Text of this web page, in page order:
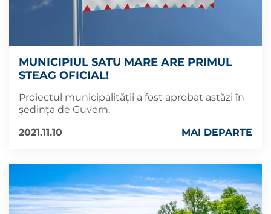
MUNICIPIUL SATU MARE ARE PRIMUL
STEAG OFICIAL!
Proiectul municipalității a fost aprobat astăzi în
ședința de Guvern.
2021.11.10
MAI DEPARTE